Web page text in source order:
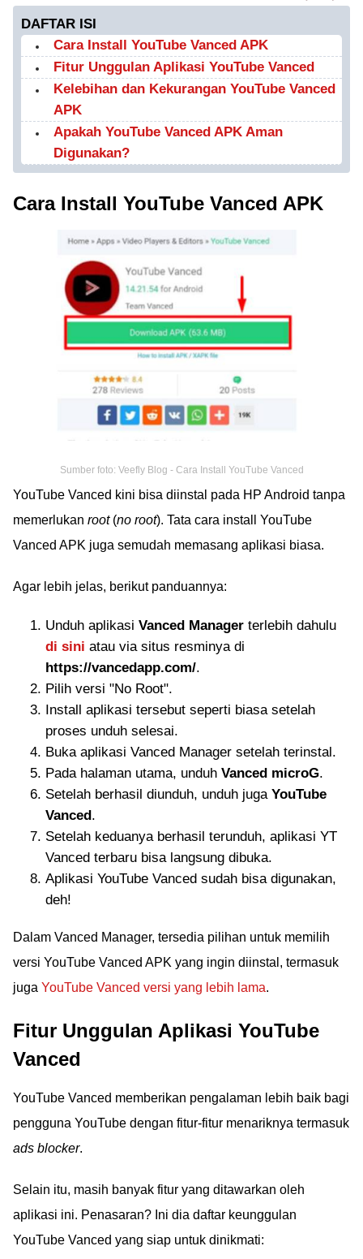
DAFTAR ISI
Cara Install YouTube Vanced APK
Fitur Unggulan Aplikasi YouTube Vanced
Kelebihan dan Kekurangan YouTube Vanced
APK
Apakah YouTube Vanced APK Aman
Digunakan?
Cara Install YouTube Vanced APK
Sumber foto: Veefly Blog - Cara Install YouTube Vanced
YouTube Vanced kini bisa diinstal pada HP Android tanpa
memerlukan root(no root). Tata cara install YouTube
Vanced APK juga semudah memasang aplikasi biasa.
Agar lebih jelas, berikut panduannya:
Unduh aplikasi Vanced Manager terlebih dahulu
di sini atau via situs resminya di
https://vancedapp.com/.
Pilih versi "No Root".
Install aplikasi tersebut seperti biasa setelah
proses unduh selesai.
Buka aplikasi Vanced Manager setelah terinstal.
Pada halaman utama, unduh Vanced microG.
Setelah berhasil diunduh, unduh juga YouTube
Vanced.
Setelah keduanya berhasil terunduh, aplikasi YT
Vanced terbaru bisa langsung dibuka.
Aplikasi YouTube Vanced sudah bisa digunakan,
deh!
Dalam Vanced Manager, tersedia pilihan untuk memilih
versi YouTube Vanced APK yang ingin diinstal, termasuk
juga YouTube Vanced versi yang lebih lama.
Fitur Unggulan Aplikasi YouTube
Vanced
YouTube Vanced memberikan pengalaman lebih baik bagi
pengguna YouTube dengan fitur-fitur menariknya termasuk
ads blocker.
Selain itu, masih banyak fitur yang ditawarkan oleh
aplikasi ini. Penasaran? Ini dia daftar keunggulan
YouTube Vanced yang siap untuk dinikmati: